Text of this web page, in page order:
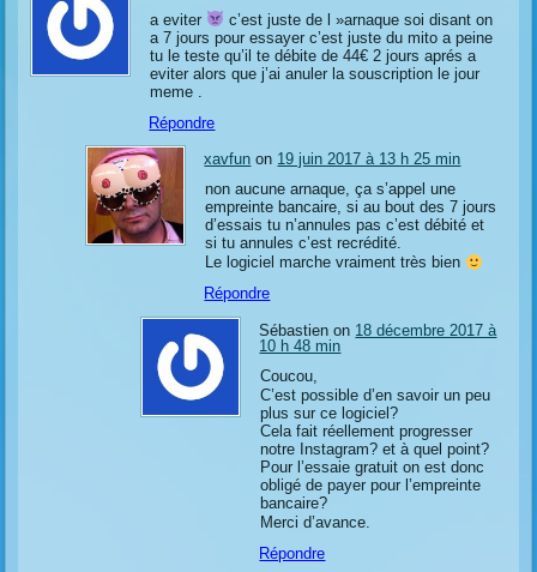
a eviter
c’est juste de l »arnaque soi disant on
a 7 jours pour essayer c’est juste du mito a peine
tu le teste qu’il te débite de 44€ 2 jours aprés a
eviter alors que j’ai anuler la souscription le jour
meme .
Répondre
xavfun on 19 juin 2017 à 13 h 25 min
non aucune arnaque, ça s’appel une
empreinte bancaire, si au bout des 7 jours
d’essais tu n’annules pas c’est débité et
si tu annules c’est recrédité.
Le logiciel marche vraiment très bien
Répondre
Sébastien on 18 décembre 2017 à
10 h 48 min
Coucou,
C’est possible d’en savoir un peu
plus sur ce logiciel?
Cela fait réellement progresser
notre Instagram? et à quel point?
Pour l’essaie gratuit on est donc
obligé de payer pour l’empreinte
bancaire?
Merci d’avance.
Répondre